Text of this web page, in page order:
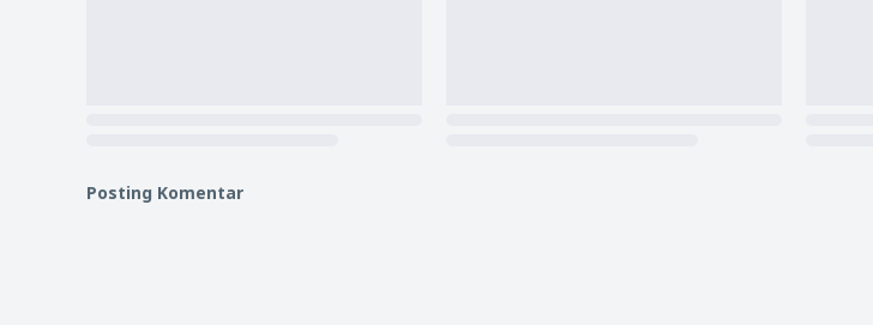
Posting Komentar